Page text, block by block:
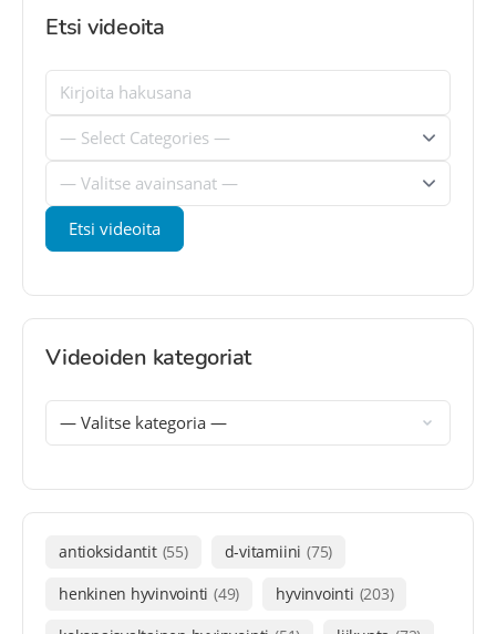
Etsi videoita
Videoiden kategoriat
antioksidantit (55) d-vitamiini (75)
henkinen hyvinvointi (49) hyvinvointi (203)